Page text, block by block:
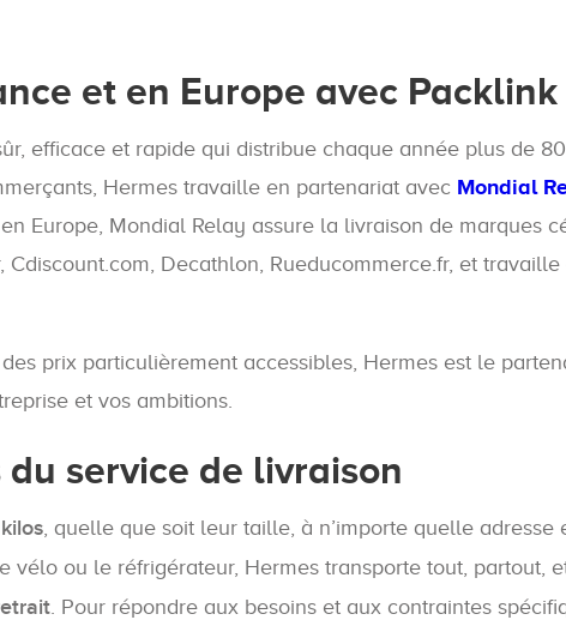
et en Europe avec Packlink
efficace et rapide qui distribue chaque année plus de
Hermes travaille en partenariat avec Mondial
Europe, Mondial Relay assure la livraison de marques
Decathlon, Rueducommerce.fr, et
prix particulièrement accessibles, Hermes est le
et vos ambitions.
service de livraison
, quelle que soit leur taille, à n’importe quelle adresse
vélo ou le réfrigérateur, Hermes transporte tout, partout,
. Pour répondre aux besoins et aux contraintes